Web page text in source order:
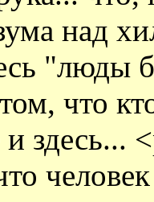
над
"люды
что
здесь...